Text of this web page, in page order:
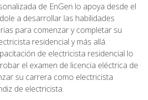
de EnGen lo apoya desde el
a desarrollar las habilidades
para comenzar y completar su
residencial y más allá.
de electricista residencial lo
el examen de licencia eléctrica de
su carrera como electricista
de electricista.